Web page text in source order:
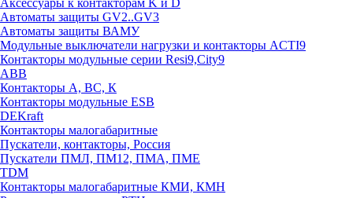
Аксессуары к контакторам K и D
Автоматы защиты GV2..GV3
Автоматы защиты ВАМУ
Модульные выключатели нагрузки и контакторы ACTI9
Контакторы модульные серии Resi9,City9
ABB
Контакторы А, ВС, К
Контакторы модульные ESB
DEKraft
Контакторы малогабаритные
Пускатели, контакторы, Россия
Пускатели ПМЛ, ПМ12, ПМА, ПМЕ
TDM
Контакторы малогабаритные КМИ, КМН